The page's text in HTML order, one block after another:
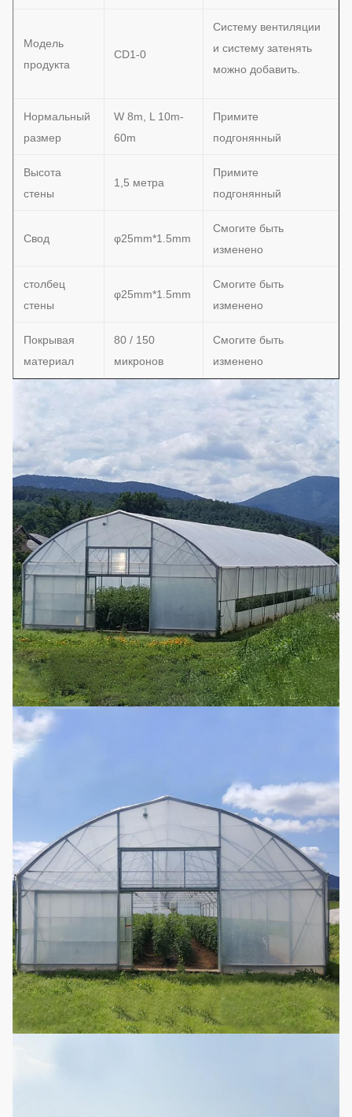
Модель
продукта
CD1-0
Систему вентиляции
и систему затенять
можно добавить.
Нормальный
размер
W 8m, L 10m-
60m
Примите
подгонянный
Высота
стены
1,5 метра
Примите
подгонянный
Свод φ25mm*1.5mm
Смогите быть
изменено
столбец
стены
φ25mm*1.5mm
Смогите быть
изменено
Покрывая
материал
80 / 150
микронов
Смогите быть
изменено